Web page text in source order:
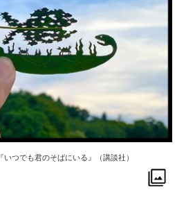
『いつでも君のそばにいる』（講談社）